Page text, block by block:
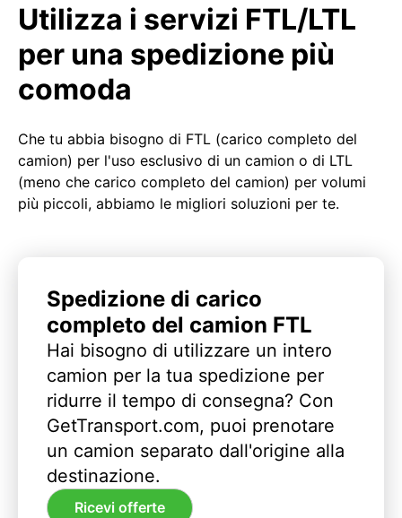
Utilizza i servizi FTL/LTL
per una spedizione più
comoda
Che tu abbia bisogno di FTL (carico completo del
camion) per l'uso esclusivo di un camion o di LTL
(meno che carico completo del camion) per volumi
più piccoli, abbiamo le migliori soluzioni per te.
Spedizione di carico
completo del camion FTL
Hai bisogno di utilizzare un intero
camion per la tua spedizione per
ridurre il tempo di consegna? Con
GetTransport.com, puoi prenotare
un camion separato dall'origine alla
destinazione.
Ricevi offerte